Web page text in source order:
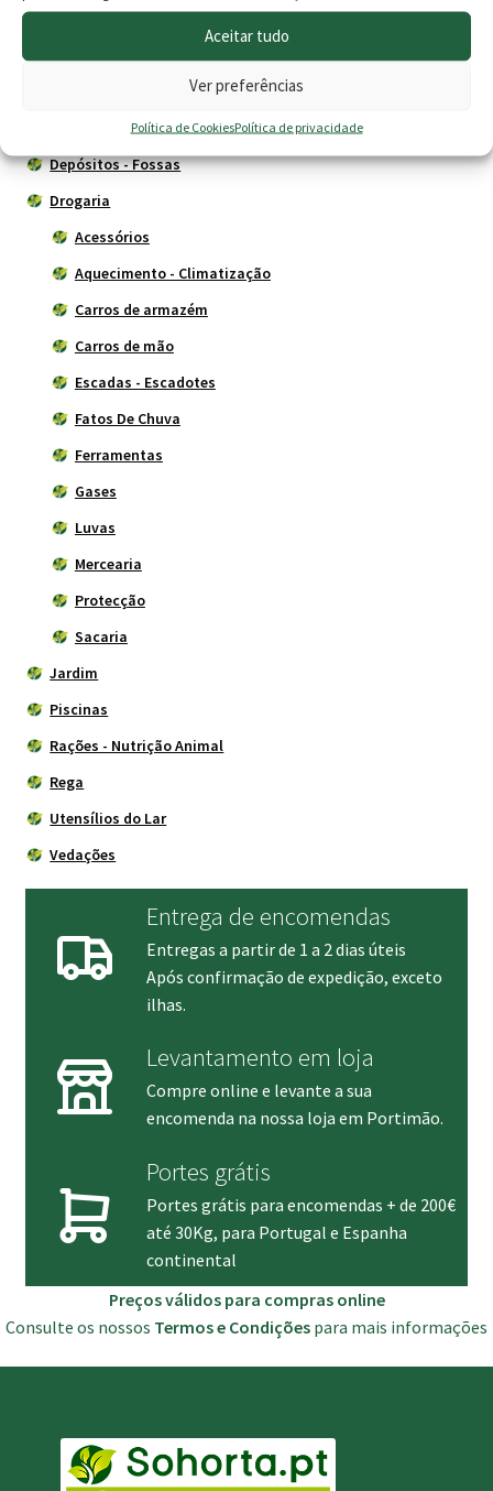
Aceitar tudo
Ver preferências
Política de CookiesPolítica de privacidade
Agricultura
Construção
Depósitos - Fossas
Drogaria
Acessórios
Aquecimento - Climatização
Carros de armazém
Carros de mão
Escadas - Escadotes
Fatos De Chuva
Ferramentas
Gases
Luvas
Mercearia
Protecção
Sacaria
Jardim
Piscinas
Rações - Nutrição Animal
Rega
Utensílios do Lar
Vedações
Entrega de encomendas
Entregas a partir de 1 a 2 dias úteis
Após confirmação de expedição, exceto
ilhas.
Levantamento em loja
Compre online e levante a sua
encomenda na nossa loja em Portimão.
Portes grátis
Portes grátis para encomendas + de 200€
até 30Kg, para Portugal e Espanha
continental
Preços válidos para compras online
Consulte os nossos Termos e Condições para mais informações